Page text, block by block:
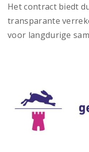
Het contract biedt
transparante
voor langdurige